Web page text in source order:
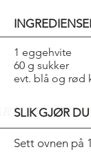
1 eggehvite
60 g sukker
evt. blå og rød
OF THE
SLIK GJØR DU
Sett ovnen på